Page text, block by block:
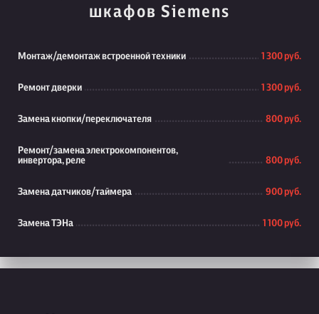
шкафов Siemens
Монтаж/демонтаж встроенной техники 1 300 руб.
Ремонт дверки 1 300 руб.
Замена кнопки/переключателя 800 руб.
Ремонт/замена электрокомпонентов,
инвертора, реле
800 руб.
Замена датчиков/таймера 900 руб.
Замена ТЭНа 1 100 руб.